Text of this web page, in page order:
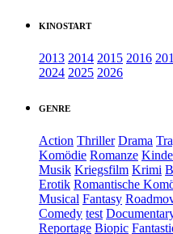
KINOSTART
2013 2014 2015 2016
2024 2025 2026
GENRE
Action Thriller Drama
Komödie Romanze
Musik Kriegsfilm Krimi
Erotik Romantische
Musical Fantasy
Comedy test
Reportage Biopic